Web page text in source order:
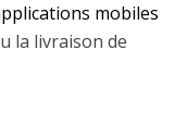
mobiles
la livraison de